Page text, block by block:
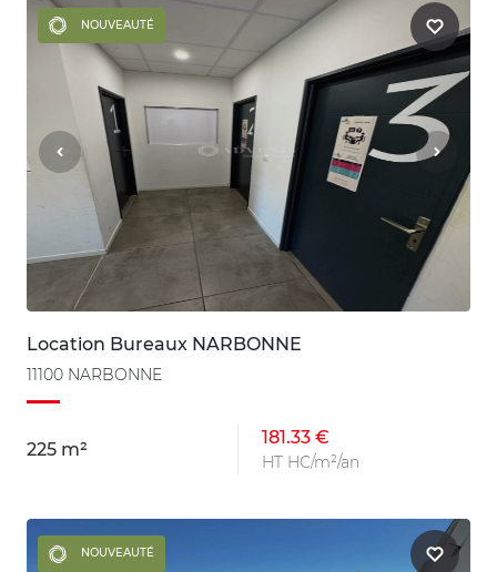
NOUVEAUTÉ
Location Bureaux NARBONNE
11100 NARBONNE
225 m²
181.33 €
HT HC/m²/an
NOUVEAUTÉ